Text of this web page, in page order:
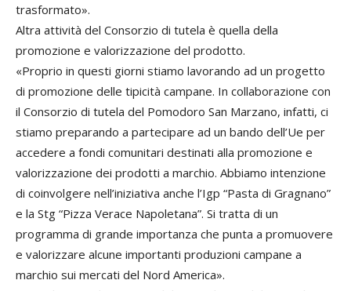
trasformato».
Altra attività del Consorzio di tutela è quella della
promozione e valorizzazione del prodotto.
«Proprio in questi giorni stiamo lavorando ad un progetto
di promozione delle tipicità campane. In collaborazione con
il Consorzio di tutela del Pomodoro San Marzano, infatti, ci
stiamo preparando a partecipare ad un bando dell’Ue per
accedere a fondi comunitari destinati alla promozione e
valorizzazione dei prodotti a marchio. Abbiamo intenzione
di coinvolgere nell’iniziativa anche l’Igp “Pasta di Gragnano”
e la Stg “Pizza Verace Napoletana”. Si tratta di un
programma di grande importanza che punta a promuovere
e valorizzare alcune importanti produzioni campane a
marchio sui mercati del Nord America».